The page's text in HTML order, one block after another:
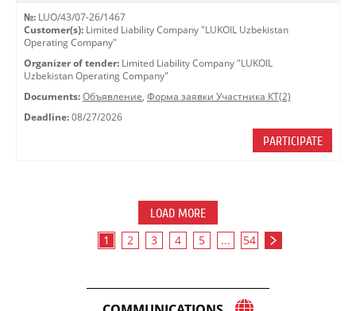
№: LUO/43/07-26/1467
Customer(s): Limited Liability Company "LUKOIL Uzbekistan
Operating Company"
Organizer of tender: Limited Liability Company "LUKOIL
Uzbekistan Operating Company"
Documents: Объявление, Форма заявки Участника КТ(2)
Deadline: 08/27/2026
PARTICIPATE
LOAD MORE
1 2 3 4 5 ... 54